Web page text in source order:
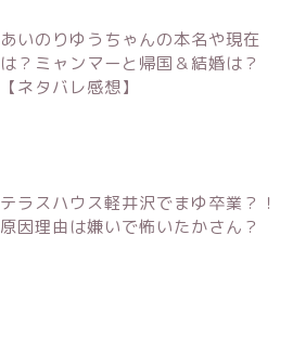
あいのりゆうちゃんの本名や現在
は？ミャンマーと帰国＆結婚は？
【ネタバレ感想】
テラスハウス軽井沢でまゆ卒業？！
原因理由は嫌いで怖いたかさん？